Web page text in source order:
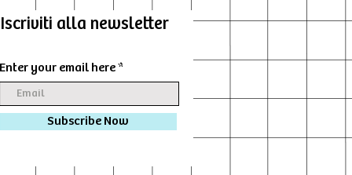
Iscriviti alla newsletter
Enter your email here
Subscribe Now